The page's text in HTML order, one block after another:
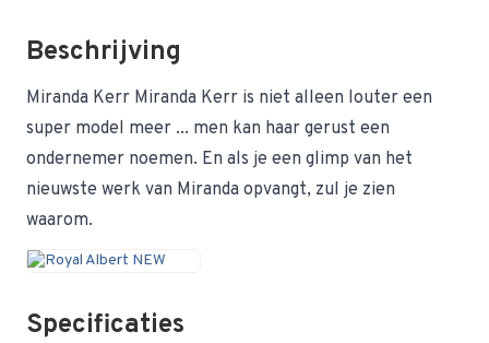
Beschrijving
Miranda Kerr Miranda Kerr is niet alleen louter een
super model meer ... men kan haar gerust een
ondernemer noemen. En als je een glimp van het
nieuwste werk van Miranda opvangt, zul je zien
waarom.
Specificaties